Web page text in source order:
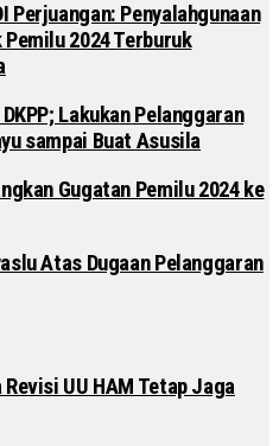
Perjuangan: Penyalahgunaan
2024 Terburuk
Lakukan Pelanggaran
sampai Buat Asusila
Gugatan Pemilu 2024 ke
Atas Dugaan Pelanggaran
UU HAM Tetap Jaga